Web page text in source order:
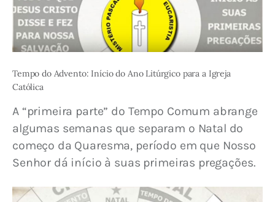
Tempo do Advento: Início do Ano Litúrgico para a Igreja
Católica
A “primeira parte” do Tempo Comum abrange
algumas semanas que separam o Natal do
começo da Quaresma, período em que Nosso
Senhor dá início à suas primeiras pregações.